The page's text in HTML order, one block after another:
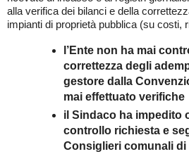
alla verifica dei bilanci e della
impianti di proprietà pubblica (su costi,
l’Ente non ha mai
correttezza degli
gestore dalla
mai effettuato verifiche
il Sindaco ha impedito
controllo richiesta e
Consiglieri comunali di